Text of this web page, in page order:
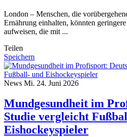
London – Menschen, die
Ernährung einhalten, könnten
aufweisen, die mit ...
Teilen
Speichern
News Mi. 24. Juni 2026
Mundgesundheit im
Studie vergleicht
Eishockeyspieler